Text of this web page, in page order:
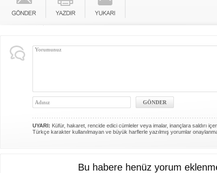
UYARI: Küfür, hakaret, rencide edici cümleler veya imalar, inançlara saldırı
Türkçe karakter kullanılmayan ve büyük harflerle yazılmış yorumlar
Bu habere henüz yorum